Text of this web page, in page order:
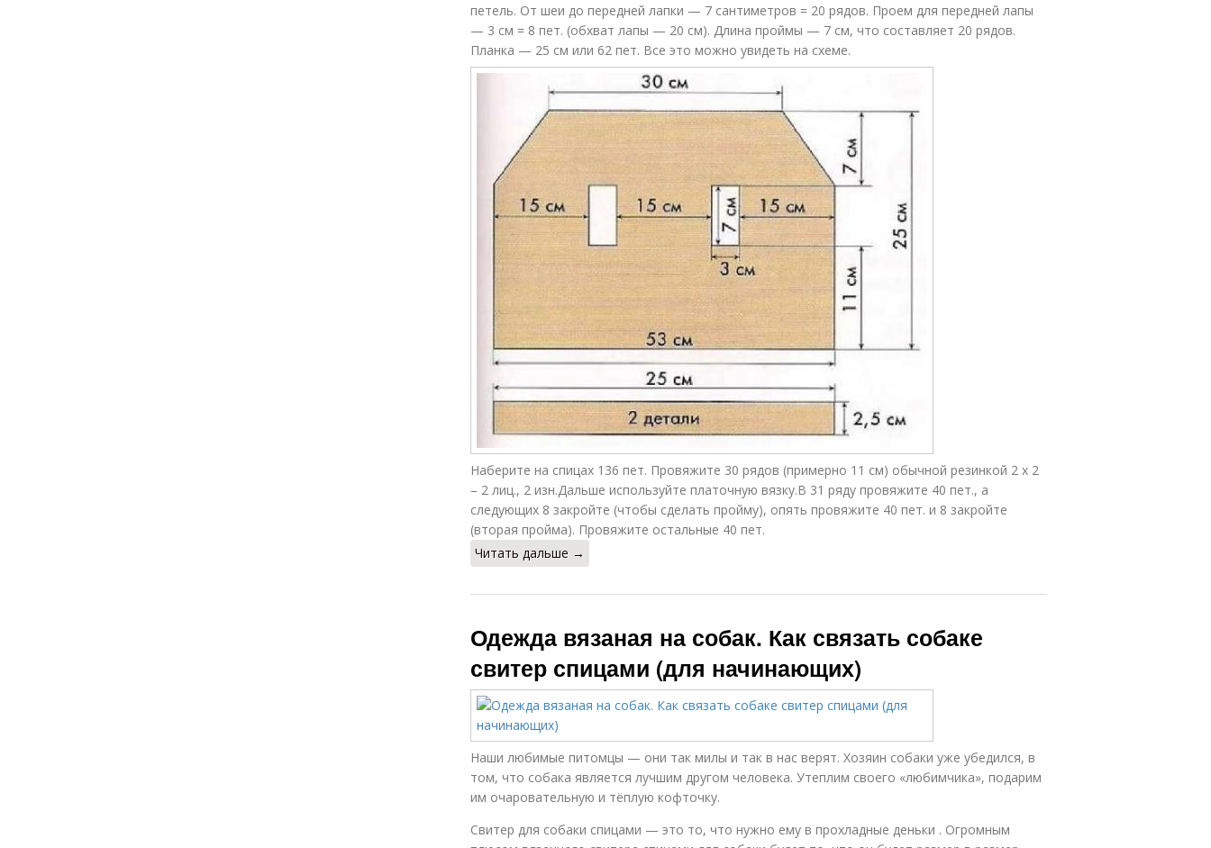
петель. От шеи до передней лапки — 7 сантиметров = 20 рядов. Проем для передней лапы
— 3 см = 8 пет. (обхват лапы — 20 см). Длина проймы — 7 см, что составляет 20 рядов.
Планка — 25 см или 62 пет. Все это можно увидеть на схеме.
Наберите на спицах 136 пет. Провяжите 30 рядов (примерно 11 см) обычной резинкой 2 х 2
– 2 лиц., 2 изн.Дальше используйте платочную вязку.В 31 ряду провяжите 40 пет., а
следующих 8 закройте (чтобы сделать пройму), опять провяжите 40 пет. и 8 закройте
(вторая пройма). Провяжите остальные 40 пет.
Читать дальше →
Одежда вязаная на собак. Как связать собаке
свитер спицами (для начинающих)
Наши любимые питомцы — они так милы и так в нас верят. Хозяин собаки уже убедился, в
том, что собака является лучшим другом человека. Утеплим своего «любимчика», подарим
им очаровательную и тёплую кофточку.
Свитер для собаки спицами — это то, что нужно ему в прохладные деньки . Огромным